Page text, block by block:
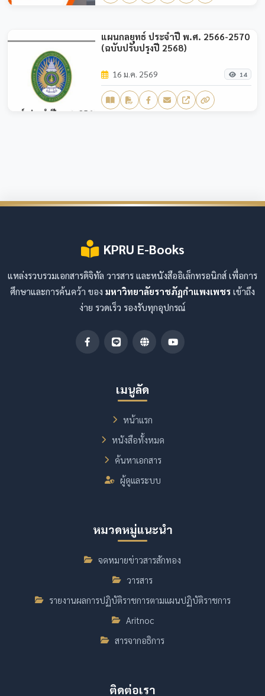
แผนกลยุทธ์ ประจำปี พ.ศ. 2566-2570
(ฉบับปรับปรุงปี 2568)
16 ม.ค. 2569 14
KPRU E-Books
แหล่งรวบรวมเอกสารดิจิทัล วารสาร และหนังสืออิเล็กทรอนิกส์ เพื่อการ
ศึกษาและการค้นคว้า ของ มหาวิทยาลัยราชภัฏกำแพงเพชร เข้าถึง
ง่าย รวดเร็ว รองรับทุกอุปกรณ์
เมนูลัด
หน้าแรก
หนังสือทั้งหมด
ค้นหาเอกสาร
ผู้ดูแลระบบ
หมวดหมู่แนะนำ
จดหมายข่าวสารสักทอง
วารสาร
รายงานผลการปฏิบัติราชการตามแผนปฏิบัติราชการ
Aritnoc
สารจากอธิการ
ติดต่อเรา